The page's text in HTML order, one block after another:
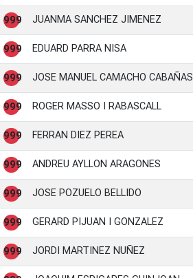
999 JUANMA SANCHEZ JIMENEZ
999 EDUARD PARRA NISA
999 JOSE MANUEL CAMACHO CABAÑAS
999 ROGER MASSO I RABASCALL
999 FERRAN DIEZ PEREA
999 ANDREU AYLLON ARAGONES
999 JOSE POZUELO BELLIDO
999 GERARD PIJUAN I GONZALEZ
999 JORDI MARTINEZ NUÑEZ